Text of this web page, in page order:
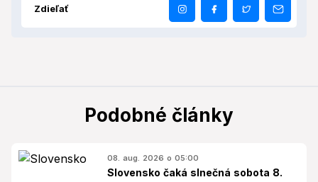
Zdieľať
Podobné články
08. aug. 2026 o 05:00
Slovensko čaká slnečná sobota 8.